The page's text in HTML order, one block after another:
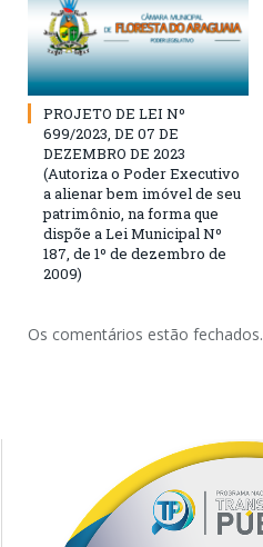
PROJETO DE LEI Nº
699/2023, DE 07 DE
DEZEMBRO DE 2023
(Autoriza o Poder Executivo
a alienar bem imóvel de seu
patrimônio, na forma que
dispõe a Lei Municipal Nº
187, de 1º de dezembro de
2009)
Os comentários estão fechados.